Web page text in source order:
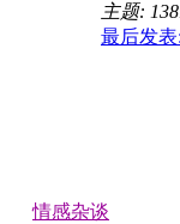
主题:
最后发表
情感杂谈